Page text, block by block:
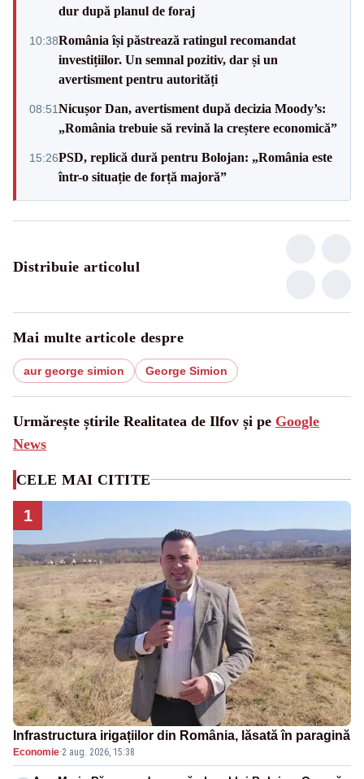
dur după planul de foraj
10:38România își păstrează ratingul recomandat
investițiilor. Un semnal pozitiv, dar și un
avertisment pentru autorități
08:51Nicușor Dan, avertisment după decizia Moody’s:
„România trebuie să revină la creștere economică”
15:26PSD, replică dură pentru Bolojan: „România este
într-o situație de forță majoră”
Distribuie articolul
Mai multe articole despre
aur george simion George Simion
Urmărește știrile Realitatea de Ilfov și pe Google
News
CELE MAI CITITE
1
Infrastructura irigațiilor din România, lăsată în paragină
Economie·2 aug. 2026, 15:38